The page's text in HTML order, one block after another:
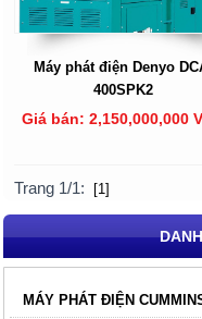
Máy phát điện Denyo
400SPK2
Giá bán: 2,150,000,000
Trang 1/1: [1]
MÁY PHÁT ĐIỆN